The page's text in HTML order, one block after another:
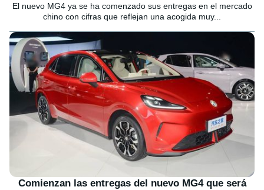
El nuevo MG4 ya se ha comenzado sus entregas en el mercado
chino con cifras que reflejan una acogida muy...
Comienzan las entregas del nuevo MG4 que será